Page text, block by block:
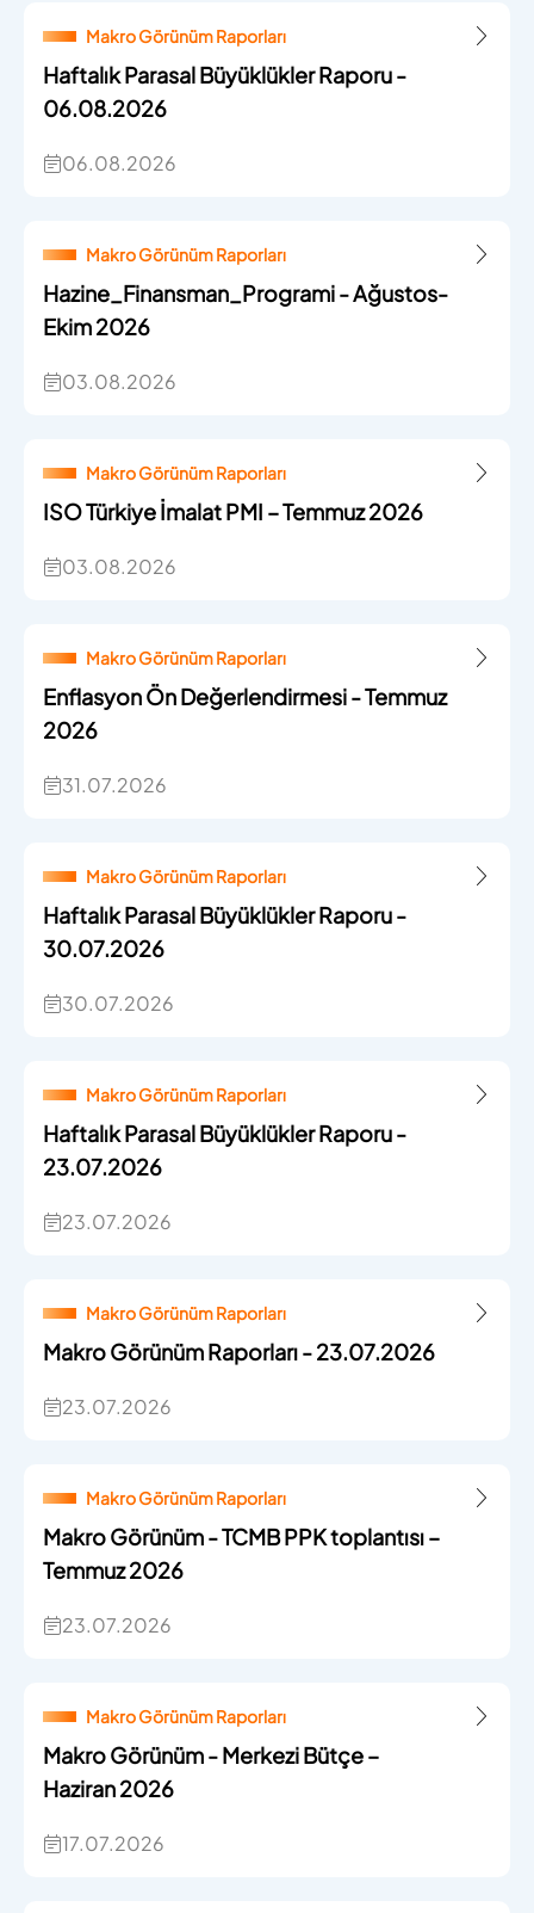
Makro Görünüm Raporları
Haftalık Parasal Büyüklükler Raporu -
06.08.2026
06.08.2026
Makro Görünüm Raporları
Hazine_Finansman_Programi - Ağustos-
Ekim 2026
03.08.2026
Makro Görünüm Raporları
ISO Türkiye İmalat PMI – Temmuz 2026
03.08.2026
Makro Görünüm Raporları
Enflasyon Ön Değerlendirmesi - Temmuz
2026
31.07.2026
Makro Görünüm Raporları
Haftalık Parasal Büyüklükler Raporu -
30.07.2026
30.07.2026
Makro Görünüm Raporları
Haftalık Parasal Büyüklükler Raporu -
23.07.2026
23.07.2026
Makro Görünüm Raporları
Makro Görünüm Raporları - 23.07.2026
23.07.2026
Makro Görünüm Raporları
Makro Görünüm - TCMB PPK toplantısı –
Temmuz 2026
23.07.2026
Makro Görünüm Raporları
Makro Görünüm - Merkezi Bütçe –
Haziran 2026
17.07.2026